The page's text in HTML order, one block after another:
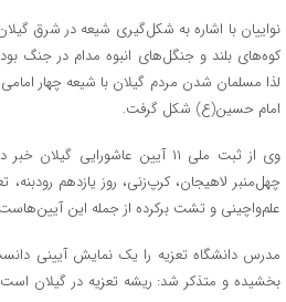
نواییان با اشاره به شکل‌گیری شیعه در شرق
کوه‌های بلند و جنگل‌های انبوه مدام در جنگ
لذا مسلمان شدن مردم گیلان با شیعه چهار
امام حسین(ع) شکل گرفت.
وی از ثبت ملی ۱۱ آیین عاشورایی
چهل‌منبر لاهیجان، کرپ‌زنی، روز یازدهم رودبنه،
علم‌واچینی و تشت برکرده از جمله این
مدرس دانشگاه تعزیه را یک نمایش آیینی
بخشیده و متذکر شد: ریشه تعزیه در گیلان است